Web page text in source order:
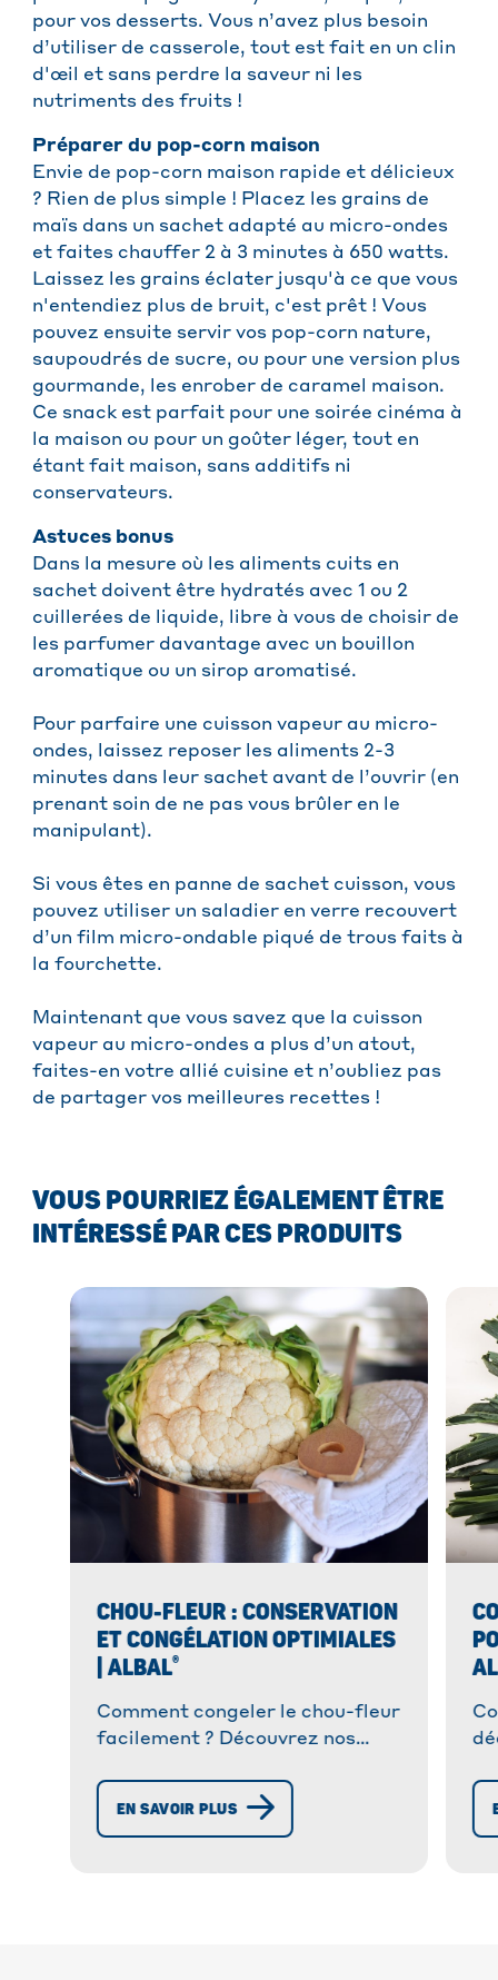
pour vos desserts. Vous n’avez plus besoin
d’utiliser de casserole, tout est fait en un clin
d'œil et sans perdre la saveur ni les
nutriments des fruits !
Préparer du pop-corn maison
Envie de pop-corn maison rapide et délicieux
? Rien de plus simple ! Placez les grains de
maïs dans un sachet adapté au micro-ondes
et faites chauffer 2 à 3 minutes à 650 watts.
Laissez les grains éclater jusqu'à ce que vous
n'entendiez plus de bruit, c'est prêt ! Vous
pouvez ensuite servir vos pop-corn nature,
saupoudrés de sucre, ou pour une version plus
gourmande, les enrober de caramel maison.
Ce snack est parfait pour une soirée cinéma à
la maison ou pour un goûter léger, tout en
étant fait maison, sans additifs ni
conservateurs.
Astuces bonus
Dans la mesure où les aliments cuits en
sachet doivent être hydratés avec 1 ou 2
cuillerées de liquide, libre à vous de choisir de
les parfumer davantage avec un bouillon
aromatique ou un sirop aromatisé.
Pour parfaire une cuisson vapeur au micro-
ondes, laissez reposer les aliments 2-3
minutes dans leur sachet avant de l’ouvrir (en
prenant soin de ne pas vous brûler en le
manipulant).
Si vous êtes en panne de sachet cuisson, vous
pouvez utiliser un saladier en verre recouvert
d’un film micro-ondable piqué de trous faits à
la fourchette.
Maintenant que vous savez que la cuisson
vapeur au micro-ondes a plus d’un atout,
faites-en votre allié cuisine et n’oubliez pas
de partager vos meilleures recettes !
VOUS POURRIEZ ÉGALEMENT ÊTRE
INTÉRESSÉ PAR CES PRODUITS
CHOU-FLEUR : CONSERVATION
ET CONGÉLATION OPTIMIALES
| ALBAL®
Comment congeler le chou-fleur
facilement ? Découvrez nos
conservation optimale. Purée,
cru, blanchi ✓
EN SAVOIR PLUS